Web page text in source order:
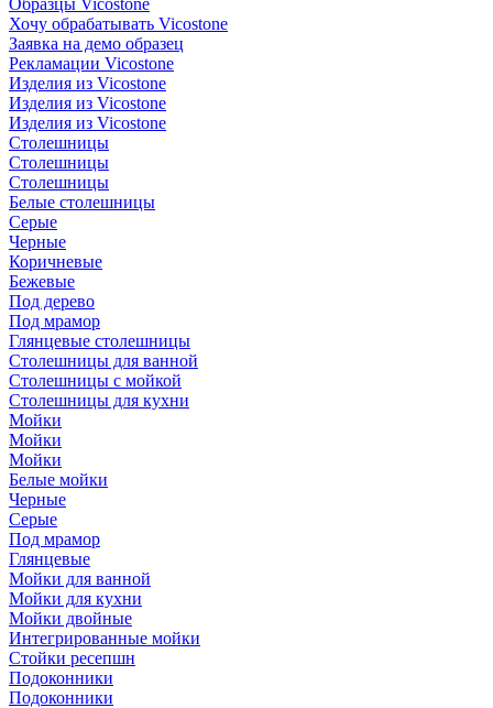
Образцы Vicostone
Хочу обрабатывать Vicostone
Заявка на демо образец
Рекламации Vicostone
Изделия из Vicostone
Изделия из Vicostone
Изделия из Vicostone
Столешницы
Столешницы
Столешницы
Белые столешницы
Серые
Черные
Коричневые
Бежевые
Под дерево
Под мрамор
Глянцевые столешницы
Столешницы для ванной
Столешницы с мойкой
Столешницы для кухни
Мойки
Мойки
Мойки
Белые мойки
Черные
Серые
Под мрамор
Глянцевые
Мойки для ванной
Мойки для кухни
Мойки двойные
Интегрированные мойки
Стойки ресепшн
Подоконники
Подоконники